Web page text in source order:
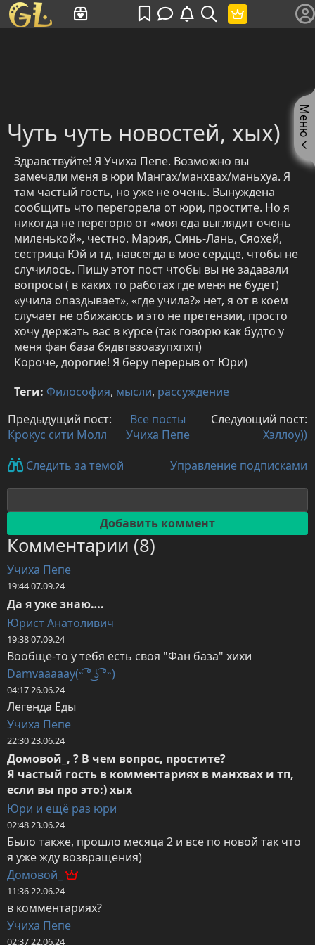
Чуть чуть новостей, хых)
Здравствуйте! Я Учиха Пепе. Возможно вы
замечали меня в юри Мангах/манхвах/маньхуа. Я
там частый гость, но уже не очень. Вынуждена
сообщить что перегорела от юри, простите. Но я
никогда не перегорю от «моя еда выглядит очень
миленькой», честно. Мария, Синь-Лань, Сяохей,
сестрица Юй и тд, навсегда в мое сердце, чтобы не
случилось. Пишу этот пост чтобы вы не задавали
вопросы ( в каких то работах где меня не будет)
«учила опаздывает», «где учила?» нет, я от в коем
случает не обижаюсь и это не претензии, просто
хочу держать вас в курсе (так говорю как будто у
меня фан база бядвтвзоазупхпхп)
Короче, дорогие! Я беру перерыв от Юри)
Теги: Философия, мысли, рассуждение
Предыдущий пост:
Крокус сити Молл
Все посты
Учиха Пепе
Следующий пост:
Хэллоу))
Следить за темой Управление подписками
Комментарии (8)
Учиха Пепе
19:44 07.09.24
Да я уже знаю….
Юрист Анатоливич
19:38 07.09.24
Вообще-то у тебя есть своя "Фан база" хихи
Damvaaaaay(˵ ͡° ͜ʖ ͡°˵)
04:17 26.06.24
Легенда Еды
Учиха Пепе
22:30 23.06.24
Домовой_, ? В чем вопрос, простите?
Я частый гость в комментариях в манхвах и тп,
если вы про это:) хых
Юри и ещё раз юри
02:48 23.06.24
Было также, прошло месяца 2 и все по новой так что
я уже жду возвращения)
Домовой_
11:36 22.06.24
в комментариях?
Учиха Пепе
02:37 22.06.24
Меню